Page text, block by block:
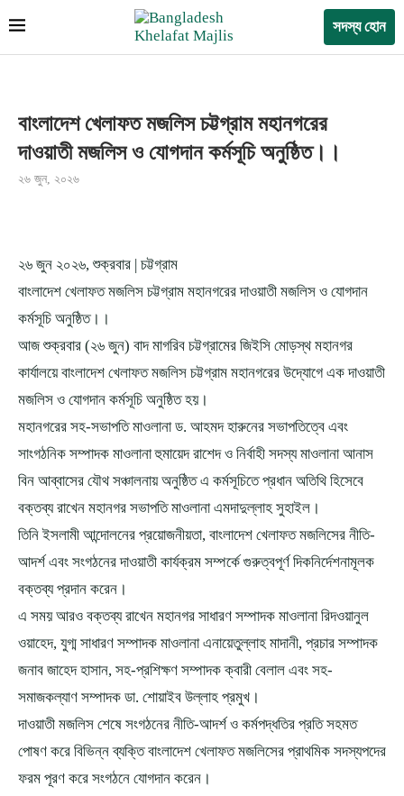
সদস্য হোন
বাংলাদেশ খেলাফত মজলিস চট্টগ্রাম মহানগরের
দাওয়াতী মজলিস ও যোগদান কর্মসূচি অনুষ্ঠিত।।
২৬ জুন, ২০২৬
২৬ জুন ২০২৬, শুক্রবার | চট্টগ্রাম
বাংলাদেশ খেলাফত মজলিস চট্টগ্রাম মহানগরের দাওয়াতী মজলিস ও যোগদান
কর্মসূচি অনুষ্ঠিত।।
আজ শুক্রবার (২৬ জুন) বাদ মাগরিব চট্টগ্রামের জিইসি মোড়স্থ মহানগর
কার্যালয়ে বাংলাদেশ খেলাফত মজলিস চট্টগ্রাম মহানগরের উদ্যোগে এক দাওয়াতী
মজলিস ও যোগদান কর্মসূচি অনুষ্ঠিত হয়।
মহানগরের সহ-সভাপতি মাওলানা ড. আহমদ হারুনের সভাপতিত্বে এবং
সাংগঠনিক সম্পাদক মাওলানা হুমায়েদ রাশেদ ও নির্বাহী সদস্য মাওলানা আনাস
বিন আব্বাসের যৌথ সঞ্চালনায় অনুষ্ঠিত এ কর্মসূচিতে প্রধান অতিথি হিসেবে
বক্তব্য রাখেন মহানগর সভাপতি মাওলানা এমদাদুল্লাহ সুহাইল।
তিনি ইসলামী আন্দোলনের প্রয়োজনীয়তা, বাংলাদেশ খেলাফত মজলিসের নীতি-
আদর্শ এবং সংগঠনের দাওয়াতী কার্যক্রম সম্পর্কে গুরুত্বপূর্ণ দিকনির্দেশনামূলক
বক্তব্য প্রদান করেন।
এ সময় আরও বক্তব্য রাখেন মহানগর সাধারণ সম্পাদক মাওলানা রিদওয়ানুল
ওয়াহেদ, যুগ্ম সাধারণ সম্পাদক মাওলানা এনায়েতুল্লাহ মাদানী, প্রচার সম্পাদক
জনাব জাহেদ হাসান, সহ-প্রশিক্ষণ সম্পাদক ক্বারী বেলাল এবং সহ-
সমাজকল্যাণ সম্পাদক ডা. শোয়াইব উল্লাহ প্রমুখ।
দাওয়াতী মজলিস শেষে সংগঠনের নীতি-আদর্শ ও কর্মপদ্ধতির প্রতি সহমত
পোষণ করে বিভিন্ন ব্যক্তি বাংলাদেশ খেলাফত মজলিসের প্রাথমিক সদস্যপদের
ফরম পূরণ করে সংগঠনে যোগদান করেন।